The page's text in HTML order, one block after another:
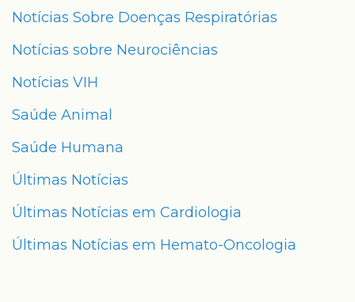
Notícias Sobre Doenças Respiratórias
Notícias sobre Neurociências
Notícias VIH
Saúde Animal
Saúde Humana
Últimas Notícias
Últimas Notícias em Cardiologia
Últimas Notícias em Hemato-Oncologia